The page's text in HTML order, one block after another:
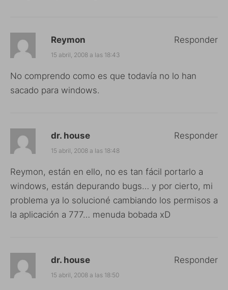
Reymon
15 abril, 2008 a las 18:43
No comprendo como es que todavía no lo han
sacado para windows.
Responder
dr. house
15 abril, 2008 a las 18:48
Reymon, están en ello, no es tan fácil portarlo a
windows, están depurando bugs… y por cierto, mi
problema ya lo solucioné cambiando los permisos a
la aplicación a 777… menuda bobada xD
Responder
dr. house
15 abril, 2008 a las 18:50
Responder